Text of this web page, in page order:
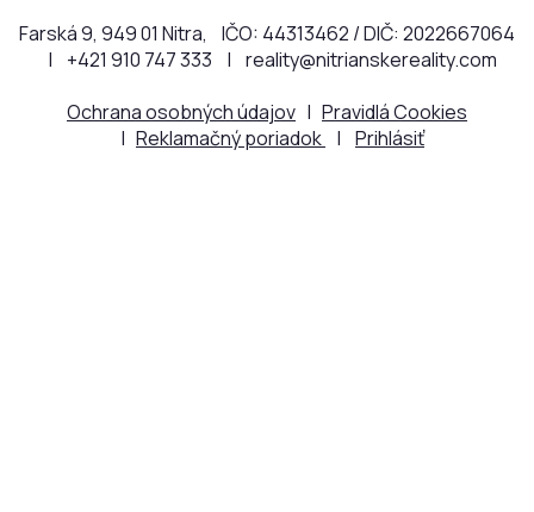
Farská 9, 949 01 Nitra, IČO: 44313462 / DIČ: 2022667064
| +421 910 747 333 | reality@nitrianskereality.com
Ochrana osobných údajov | Pravidlá Cookies
| Reklamačný poriadok | Prihlásiť